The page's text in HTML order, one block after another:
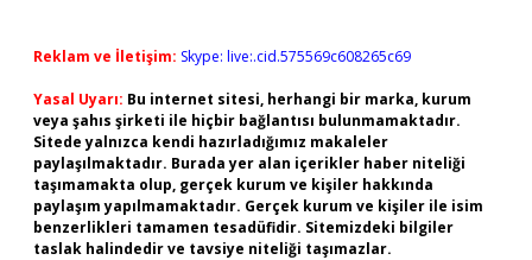
Reklam ve İletişim: Skype: live:.cid.575569c608265c69
Yasal Uyarı: Bu internet sitesi, herhangi bir marka, kurum
veya şahıs şirketi ile hiçbir bağlantısı bulunmamaktadır.
Sitede yalnızca kendi hazırladığımız makaleler
paylaşılmaktadır. Burada yer alan içerikler haber niteliği
taşımamakta olup, gerçek kurum ve kişiler hakkında
paylaşım yapılmamaktadır. Gerçek kurum ve kişiler ile isim
benzerlikleri tamamen tesadüfidir. Sitemizdeki bilgiler
taslak halindedir ve tavsiye niteliği taşımazlar.